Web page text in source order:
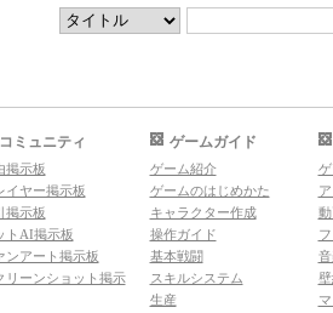
コミュニティ
掲示板
イヤー掲示板
掲示板
トAI掲示板
ンアート掲示板
リーンショット掲示
ゲームガイド
ゲーム紹介
ゲームのはじめかた
キャラクター作成
操作ガイド
基本戦闘
スキルシステム
生産